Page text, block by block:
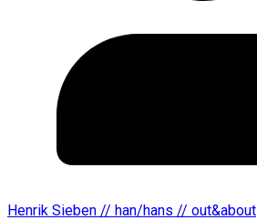
Henrik Sieben // han/hans // out&about